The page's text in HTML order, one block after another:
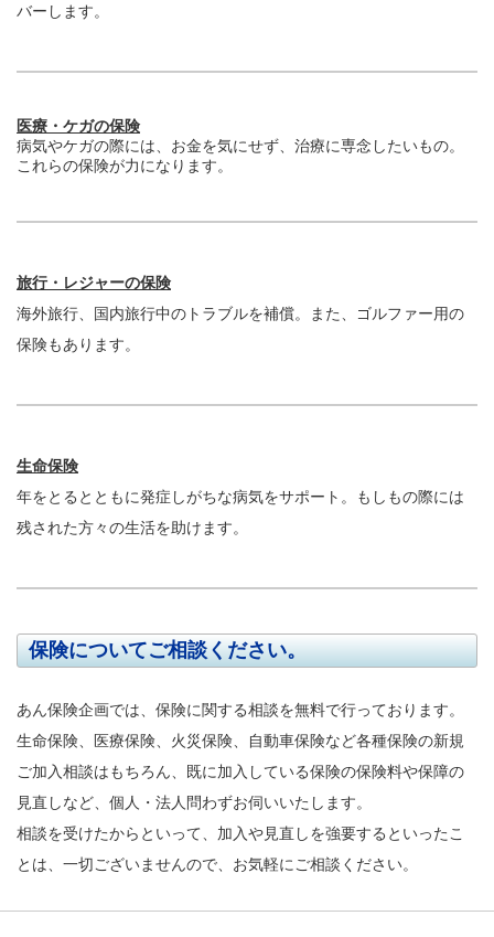
バーします。
医療・ケガの保険
病気やケガの際には、お金を気にせず、治療に専念したいもの。
これらの保険が力になります。
旅行・レジャーの保険
海外旅行、国内旅行中のトラブルを補償。また、ゴルファー用の
保険もあります。
生命保険
年をとるとともに発症しがちな病気をサポート。もしもの際には
残された方々の生活を助けます。
保険についてご相談ください。
あん保険企画では、保険に関する相談を無料で行っております。
生命保険、医療保険、火災保険、自動車保険など各種保険の新規
ご加入相談はもちろん、既に加入している保険の保険料や保障の
見直しなど、個人・法人問わずお伺いいたします。
相談を受けたからといって、加入や見直しを強要するといったこ
とは、一切ございませんので、お気軽にご相談ください。